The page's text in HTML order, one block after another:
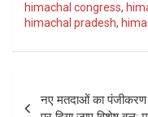
himachal congress,
himachal pradesh,
नए मतदाओं का पंजीकरण